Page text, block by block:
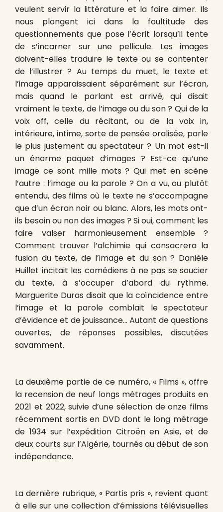
veulent servir la littérature et la faire aimer. Ils
nous plongent ici dans la foultitude des
questionnements que pose l’écrit lorsqu’il tente
de s’incarner sur une pellicule. Les images
doivent-elles traduire le texte ou se contenter
de l’illustrer ? Au temps du muet, le texte et
l’image apparaissaient séparément sur l’écran,
mais quand le parlant est arrivé, qui disait
vraiment le texte, de l’image ou du son ? Qui de la
voix off, celle du récitant, ou de la voix in,
intérieure, intime, sorte de pensée oralisée, parle
le plus justement au spectateur ? Un mot est-il
un énorme paquet d’images ? Est-ce qu’une
image ce sont mille mots ? Qui met en scène
l’autre : l’image ou la parole ? On a vu, ou plutôt
entendu, des films où le texte ne s’accompagne
que d’un écran noir ou blanc. Alors, les mots ont-
ils besoin ou non des images ? Si oui, comment les
faire valser harmonieusement ensemble ?
Comment trouver l’alchimie qui consacrera la
fusion du texte, de l’image et du son ? Danièle
Huillet incitait les comédiens à ne pas se soucier
du texte, à s’occuper d’abord du rythme.
Marguerite Duras disait que la coïncidence entre
l’image et la parole comblait le spectateur
d’évidence et de jouissance… Autant de questions
ouvertes, de réponses possibles, discutées
savamment.
La deuxième partie de ce numéro, « Films », offre
la recension de neuf longs métrages produits en
2021 et 2022, suivie d’une sélection de onze films
récemment sortis en DVD dont le long métrage
de 1934 sur l’expédition Citroën en Asie, et de
deux courts sur l’Algérie, tournés au début de son
indépendance.
La dernière rubrique, « Partis pris », revient quant
à elle sur une collection d’émissions télévisuelles